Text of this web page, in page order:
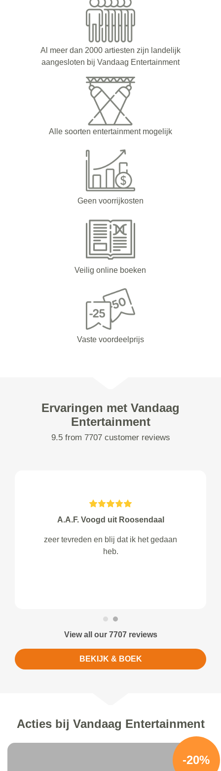
Al meer dan 2000 artiesten zijn landelijk
aangesloten bij Vandaag Entertainment
Alle soorten entertainment mogelijk
Geen voorrijkosten
Veilig online boeken
Vaste voordeelprijs
Ervaringen met Vandaag
Entertainment
9.5 from 7707 customer reviews
A.A.F. Voogd uit Roosendaal
zeer tevreden en blij dat ik het gedaan
heb.
View all our 7707 reviews
BEKIJK & BOEK
Acties bij Vandaag Entertainment
-20%